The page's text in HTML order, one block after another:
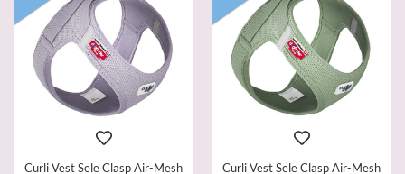
Curli Vest Sele Clasp Air-Mesh Curli Vest Sele Clasp Air-Mesh